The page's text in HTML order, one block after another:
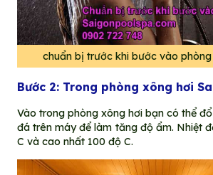
chuẩn bị trước khi bước vào
Bước 2: Trong phòng xông hơi
Vào trong phòng xông hơi bạn có thể
đá trên máy để làm tăng độ ẩm. Nhiệt
C và cao nhất 100 độ C.